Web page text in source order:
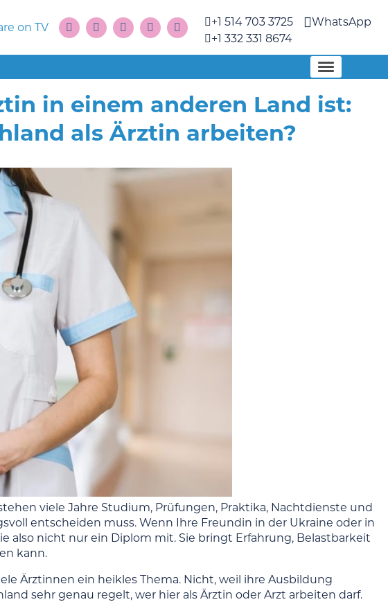
on TV
+1 514 703 3725
+1 332 331 8674
WhatsApp
in einem anderen Land ist:
als Ärztin arbeiten?
viele Jahre Studium, Prüfungen, Praktika, Nachtdienste und
entscheiden muss. Wenn Ihre Freundin in der Ukraine oder in
also nicht nur ein Diplom mit. Sie bringt Erfahrung, Belastbarkeit
kann.
Ärztinnen ein heikles Thema. Nicht, weil ihre Ausbildung
sehr genau regelt, wer hier als Ärztin oder Arzt arbeiten darf.